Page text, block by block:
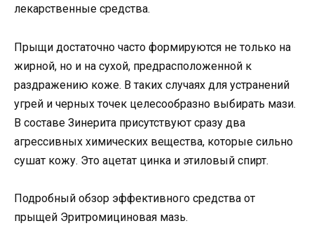
лекарственные средства.
Прыщи достаточно часто формируются не только на
жирной, но и на сухой, предрасположенной к
раздражению коже. В таких случаях для устранений
угрей и черных точек целесообразно выбирать мази.
В составе Зинерита присутствуют сразу два
агрессивных химических вещества, которые сильно
сушат кожу. Это ацетат цинка и этиловый спирт.
Подробный обзор эффективного средства от
прыщей Эритромициновая мазь.